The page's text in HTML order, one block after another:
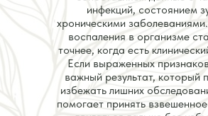
инфекций, состоянием
хроническими
воспаления в организме
точнее, когда есть
Если выраженных
важный результат, который
избежать лишних
помогает принять